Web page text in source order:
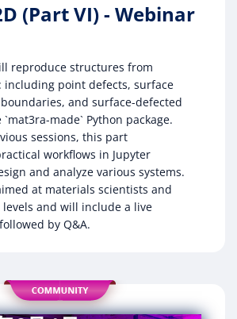
(Part VI) - Webinar
reproduce structures from
including point defects, surface
and surface-defected
made` Python package.
sessions, this part
workflows in Jupyter
and analyze various systems.
at materials scientists and
and will include a live
by Q&A.